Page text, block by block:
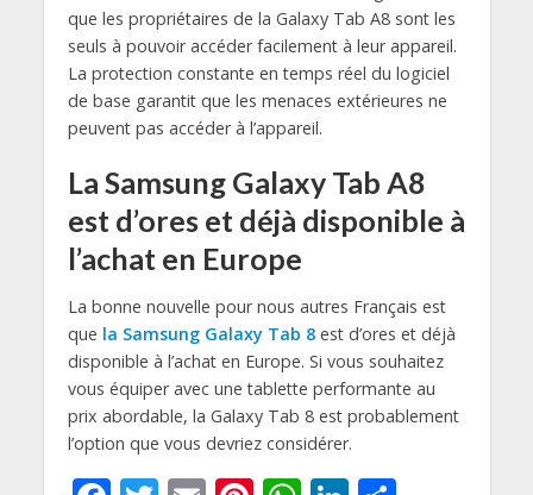
que les propriétaires de la Galaxy Tab A8 sont les
seuls à pouvoir accéder facilement à leur appareil.
La protection constante en temps réel du logiciel
de base garantit que les menaces extérieures ne
peuvent pas accéder à l’appareil.
La Samsung Galaxy Tab A8
est d’ores et déjà disponible à
l’achat en Europe
La bonne nouvelle pour nous autres Français est
que la Samsung Galaxy Tab 8est d’ores et déjà
disponible à l’achat en Europe. Si vous souhaitez
vous équiper avec une tablette performante au
prix abordable, la Galaxy Tab 8 est probablement
l’option que vous devriez considérer.